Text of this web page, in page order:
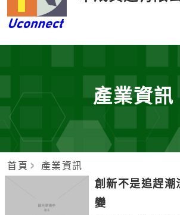
產業資訊
首頁 產業資訊
創新不是追趕
變